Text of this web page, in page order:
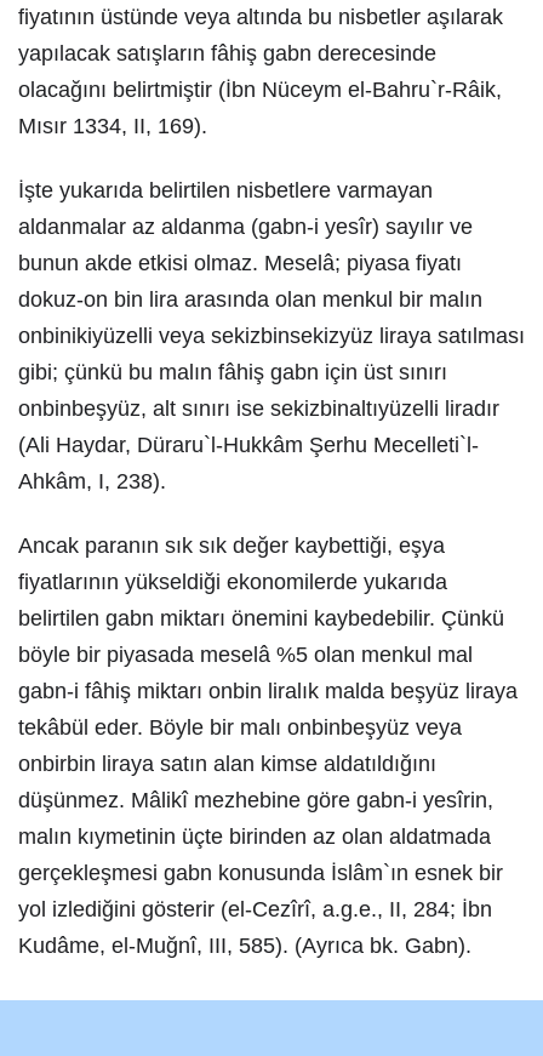
fiyatının üstünde veya altında bu nisbetler aşılarak
yapılacak satışların fâhiş gabn derecesinde
olacağını belirtmiştir (İbn Nüceym el-Bahru`r-Râik,
Mısır 1334, II, 169).
İşte yukarıda belirtilen nisbetlere varmayan
aldanmalar az aldanma (gabn-i yesîr) sayılır ve
bunun akde etkisi olmaz. Meselâ; piyasa fiyatı
dokuz-on bin lira arasında olan menkul bir malın
onbinikiyüzelli veya sekizbinsekizyüz liraya satılması
gibi; çünkü bu malın fâhiş gabn için üst sınırı
onbinbeşyüz, alt sınırı ise sekizbinaltıyüzelli liradır
(Ali Haydar, Düraru`l-Hukkâm Şerhu Mecelleti`l-
Ahkâm, I, 238).
Ancak paranın sık sık değer kaybettiği, eşya
fiyatlarının yükseldiği ekonomilerde yukarıda
belirtilen gabn miktarı önemini kaybedebilir. Çünkü
böyle bir piyasada meselâ %5 olan menkul mal
gabn-i fâhiş miktarı onbin liralık malda beşyüz liraya
tekâbül eder. Böyle bir malı onbinbeşyüz veya
onbirbin liraya satın alan kimse aldatıldığını
düşünmez. Mâlikî mezhebine göre gabn-i yesîrin,
malın kıymetinin üçte birinden az olan aldatmada
gerçekleşmesi gabn konusunda İslâm`ın esnek bir
yol izlediğini gösterir (el-Cezîrî, a.g.e., II, 284; İbn
Kudâme, el-Muğnî, III, 585). (Ayrıca bk. Gabn).